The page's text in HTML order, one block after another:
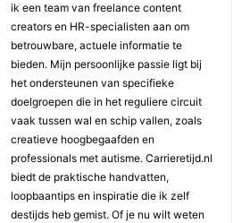
ik een team van freelance content
creators en HR-specialisten aan om
betrouwbare, actuele informatie te
bieden. Mijn persoonlijke passie ligt bij
het ondersteunen van specifieke
doelgroepen die in het reguliere circuit
vaak tussen wal en schip vallen, zoals
creatieve hoogbegaafden en
professionals met autisme. Carrieretijd.nl
biedt de praktische handvatten,
loopbaantips en inspiratie die ik zelf
destijds heb gemist. Of je nu wilt weten